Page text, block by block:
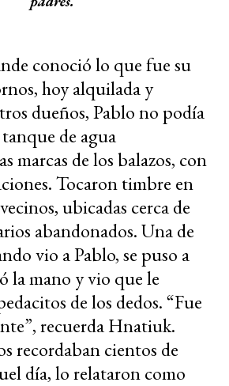
conoció lo que fue su
hoy alquilada y
dueños, Pablo no podía
de agua
marcas de los balazos, con
Tocaron timbre en
ubicadas cerca de
abandonados. Una de
vio a Pablo, se puso a
la mano y vio que le
de los dedos. “Fue
recuerda Hnatiuk.
recordaban cientos de
día, lo relataron como